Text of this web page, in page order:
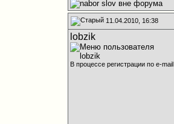
11.04.2010, 16:38
lobzik
В процессе регистрации по e-mail